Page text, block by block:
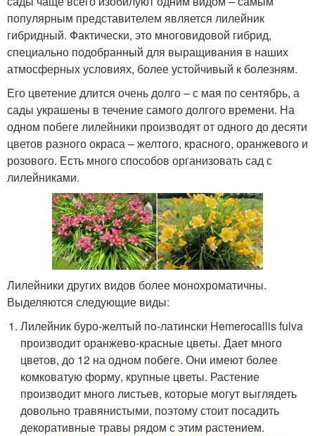
популярным представителем является лилейник
гибридный. Фактически, это многовидовой гибрид,
специально подобранный для выращивания в наших
атмосферных условиях, более устойчивый к болезням.
Его цветение длится очень долго – с мая по сентябрь, а
сады украшены в течение самого долгого времени. На
одном побеге лилейники производят от одного до десяти
цветов разного окраса – желтого, красного, оранжевого и
розового. Есть много способов организовать сад с
лилейниками.
Лилейники других видов более монохроматичны.
Выделяются следующие виды:
Лилейник буро-желтый по-латински Hemerocallis fulva
производит оранжево-красные цветы. Дает много
цветов, до 12 на одном побеге. Они имеют более
комковатую форму, крупные цветы. Растение
производит много листьев, которые могут выглядеть
довольно травянистыми, поэтому стоит посадить
декоративные травы рядом с этим растением.